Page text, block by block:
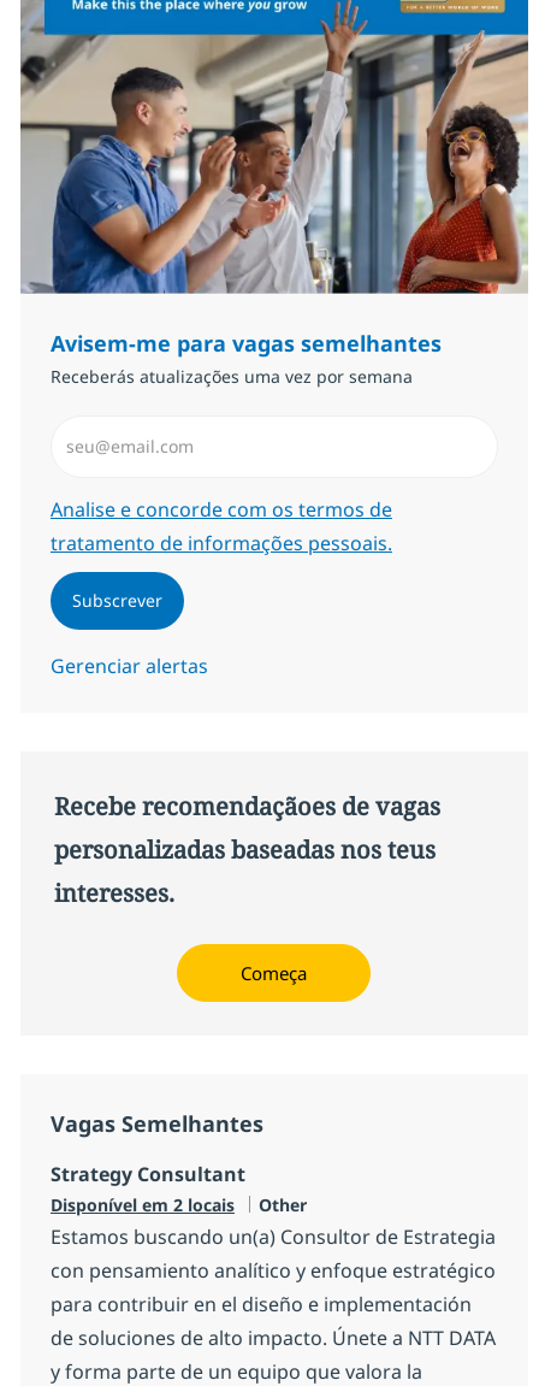
Avisem-me para vagas semelhantes
Receberás atualizações uma vez por semana
Required
Analise e concorde com os termos de
tratamento de informações pessoais.
Subscrever
Gerenciar alertas
Recebe recomendaçãoes de vagas
personalizadas baseadas nos teus
interesses.
Começa
Vagas Semelhantes
Strategy Consultant
Disponível em 2 locais Categoria
Other
Estamos buscando un(a) Consultor de Estrategia
con pensamiento analítico y enfoque estratégico
para contribuir en el diseño e implementación
de soluciones de alto impacto. Únete a NTT DATA
y forma parte de un equipo que valora la